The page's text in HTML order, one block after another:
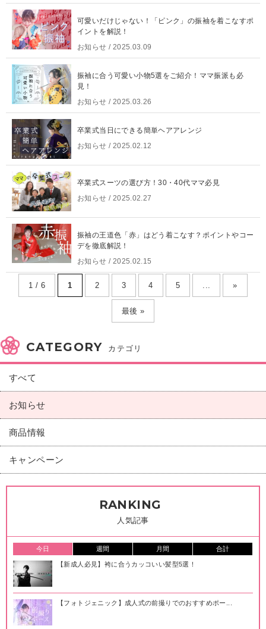
可愛いだけじゃない！「ピンク」の振袖を着こなすポ
イントを解説！
お知らせ / 2025.03.09
振袖に合う可愛い小物5選をご紹介！ママ振派も必
見！
お知らせ / 2025.03.26
卒業式当日にできる簡単ヘアアレンジ
お知らせ / 2025.02.12
卒業式スーツの選び方！30・40代ママ必見
お知らせ / 2025.02.27
振袖の王道色「赤」はどう着こなす？ポイントやコー
デを徹底解説！
お知らせ / 2025.02.15
1 / 6 1 2 3 4 5 »
最後 »
CATEGORY カテゴリ
すべて
お知らせ
商品情報
キャンペーン
RANKING
人気記事
今日 週間 月間 合計
【新成人必見】袴に合うカッコいい髪型5選！
【フォトジェニック】成人式の前撮りでのおすすめポー...